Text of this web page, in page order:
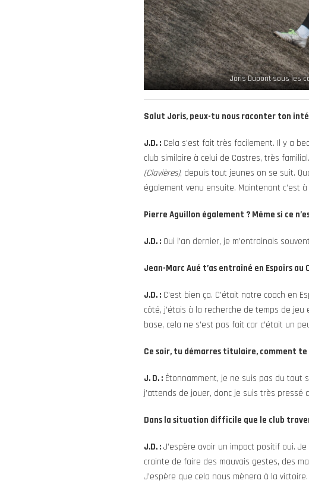
Joris Dupont sous les
Salut Joris, peux-tu nous raconter ton
J.D. : Cela s’est fait très facilement. Il y a
club similaire à celui de Castres, très
(Clavières), depuis tout jeunes on se suit.
également venu ensuite. Maintenant c’est
Pierre Aguillon également ? Même si ce
J.D. : Oui l’an dernier, je m’entrainais
Jean-Marc Aué t’as entraîné en Espoirs
J.D. : C’est bien ça. C’était notre coach en
côté, j’étais à la recherche de temps de
base, cela ne s’est pas fait car c’était un
Ce soir, tu démarres titulaire, comment te
J. D. : Étonnamment, je ne suis pas du tout
j’attends de jouer, donc je suis très pressé
Dans la situation difficile que le club
J.D. : J’espère avoir un impact positif oui.
crainte de faire des mauvais gestes, des
J’espère que cela nous mènera à la victoire.